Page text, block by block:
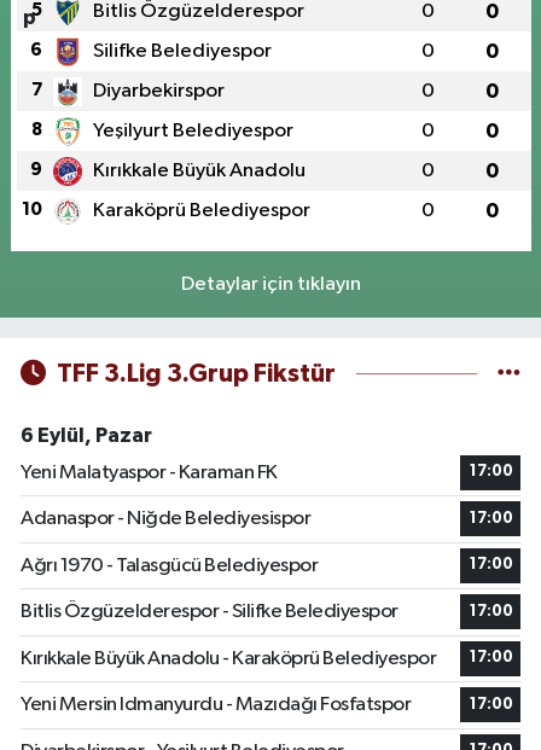
5 Bitlis Özgüzelderespor 0 0
6 Silifke Belediyespor 0 0
7 Diyarbekirspor 0 0
8 Yeşilyurt Belediyespor 0 0
9 Kırıkkale Büyük Anadolu 0 0
10 Karaköprü Belediyespor 0 0
Detaylar için tıklayın
TFF 3.Lig 3.Grup Fikstür
6 Eylül, Pazar
Yeni Malatyaspor - Karaman FK
17:00
Adanaspor - Niğde Belediyesispor 17:00
Ağrı 1970 - Talasgücü Belediyespor 17:00
Bitlis Özgüzelderespor - Silifke Belediyespor 17:00
Kırıkkale Büyük Anadolu - Karaköprü Belediyespor 17:00
Yeni Mersin Idmanyurdu - Mazıdağı Fosfatspor 17:00